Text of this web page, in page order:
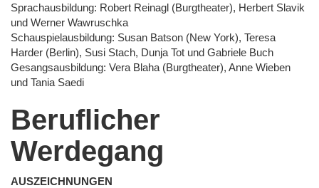
Sprachausbildung: Robert Reinagl (Burgtheater), Herbert Slavik
und Werner Wawruschka
Schauspielausbildung: Susan Batson (New York), Teresa
Harder (Berlin), Susi Stach, Dunja Tot und Gabriele Buch
Gesangsausbildung: Vera Blaha (Burgtheater), Anne Wieben
und Tania Saedi
Beruflicher
Werdegang
AUSZEICHNUNGEN